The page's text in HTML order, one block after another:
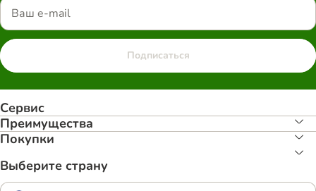
Подписаться
Сервис
Преимуществa
Покупки
Выберите страну